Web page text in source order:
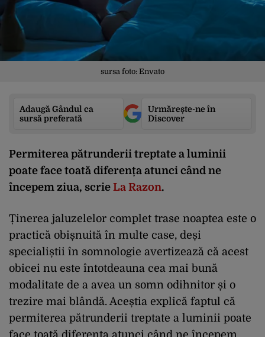
sursa foto: Envato
Adaugă Gândul ca
sursă preferată
Urmărește-ne în
Discover
Permiterea pătrunderii treptate a luminii
poate face toată diferența atunci când ne
începem ziua, scrie La Razon.
Ținerea jaluzelelor complet trase noaptea este o
practică obișnuită în multe case, deși
specialiștii în somnologie avertizează că acest
obicei nu este întotdeauna cea mai bună
modalitate de a avea un somn odihnitor și o
trezire mai blândă. Aceștia explică faptul că
permiterea pătrunderii treptate a luminii poate
face toată diferența atunci când ne începem